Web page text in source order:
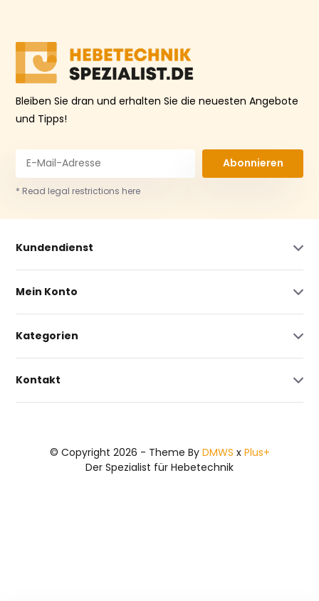
Bleiben Sie dran und erhalten Sie die neuesten Angebote
und Tipps!
Abonnieren
* Read legal restrictions here
Kundendienst
Mein Konto
Kategorien
Kontakt
© Copyright 2026 - Theme By DMWS x Plus+
Der Spezialist für Hebetechnik